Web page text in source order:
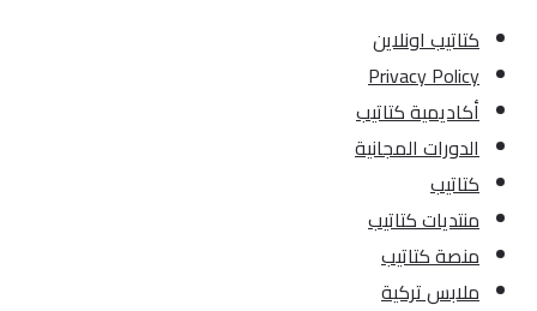
كتاتيب اونلاين
Privacy Policy
أكاديمية كتاتيب
الدورات المجانية
كتاتيب
منتديات كتاتيب
منصة كتاتيب
ملابس تركية